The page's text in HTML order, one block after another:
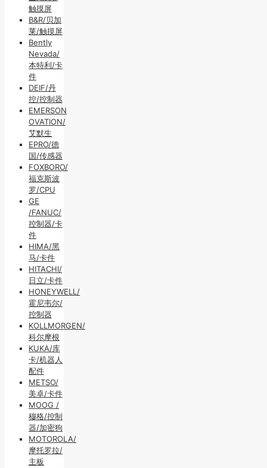
触摸屏
B&R/贝加
莱/触摸屏
Bently
Nevada/
本特利/卡
件
DEIF/丹
控/控制器
EMERSON
OVATION/
艾默生
EPRO/德
国/传感器
FOXBORO/
福克斯波
罗/CPU
GE
/FANUC/
控制器/卡
件
HIMA/黑
马/卡件
HITACHI/
日立/卡件
HONEYWELL/
霍尼韦尔/
控制器
KOLLMORGEN/
科尔摩根
KUKA/库
卡/机器人
配件
METSO/
美卓/卡件
MOOG /
穆格/控制
器/加密狗
MOTOROLA/
摩托罗拉/
主板